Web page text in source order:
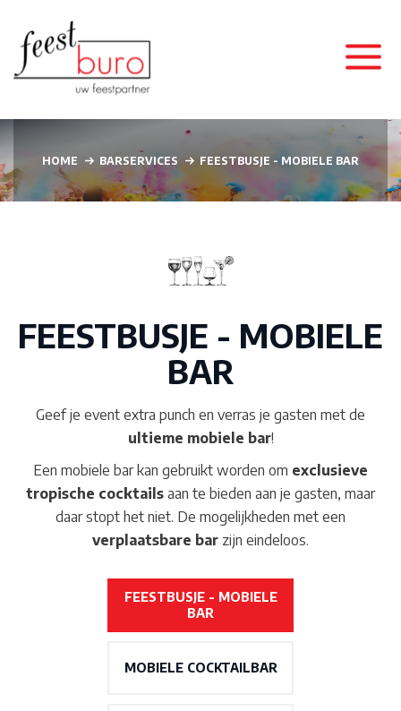
HOME BARSERVICES FEESTBUSJE - MOBIELE BAR
FEESTBUSJE - MOBIELE
BAR
Geef je event extra punch en verras je gasten met de
ultieme mobiele bar!
Een mobiele bar kan gebruikt worden om exclusieve
tropische cocktails aan te bieden aan je gasten, maar
daar stopt het niet. De mogelijkheden met een
verplaatsbare bar zijn eindeloos.
FEESTBUSJE - MOBIELE
BAR
MOBIELE COCKTAILBAR